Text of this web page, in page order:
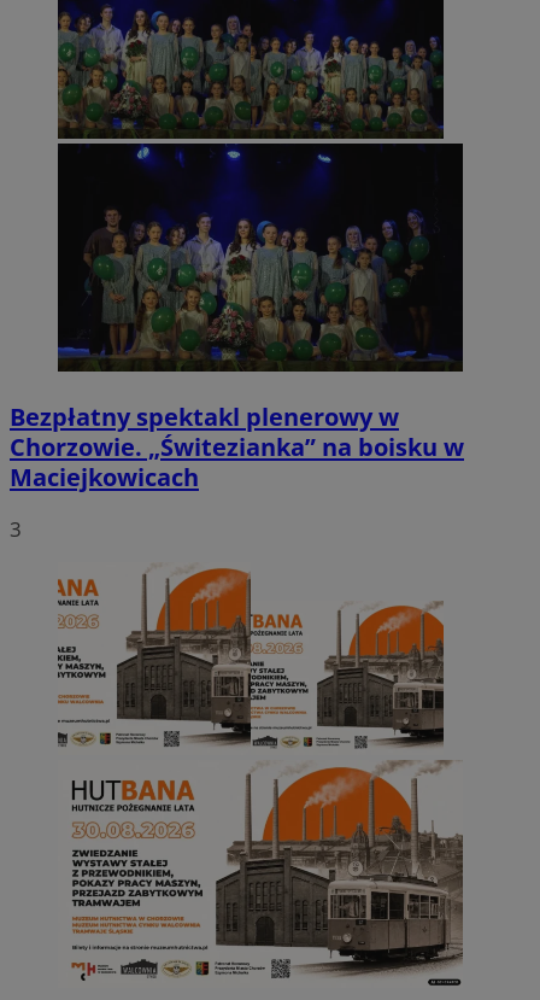
Bezpłatny spektakl plenerowy w
Chorzowie. „Świtezianka” na boisku w
Maciejkowicach
3